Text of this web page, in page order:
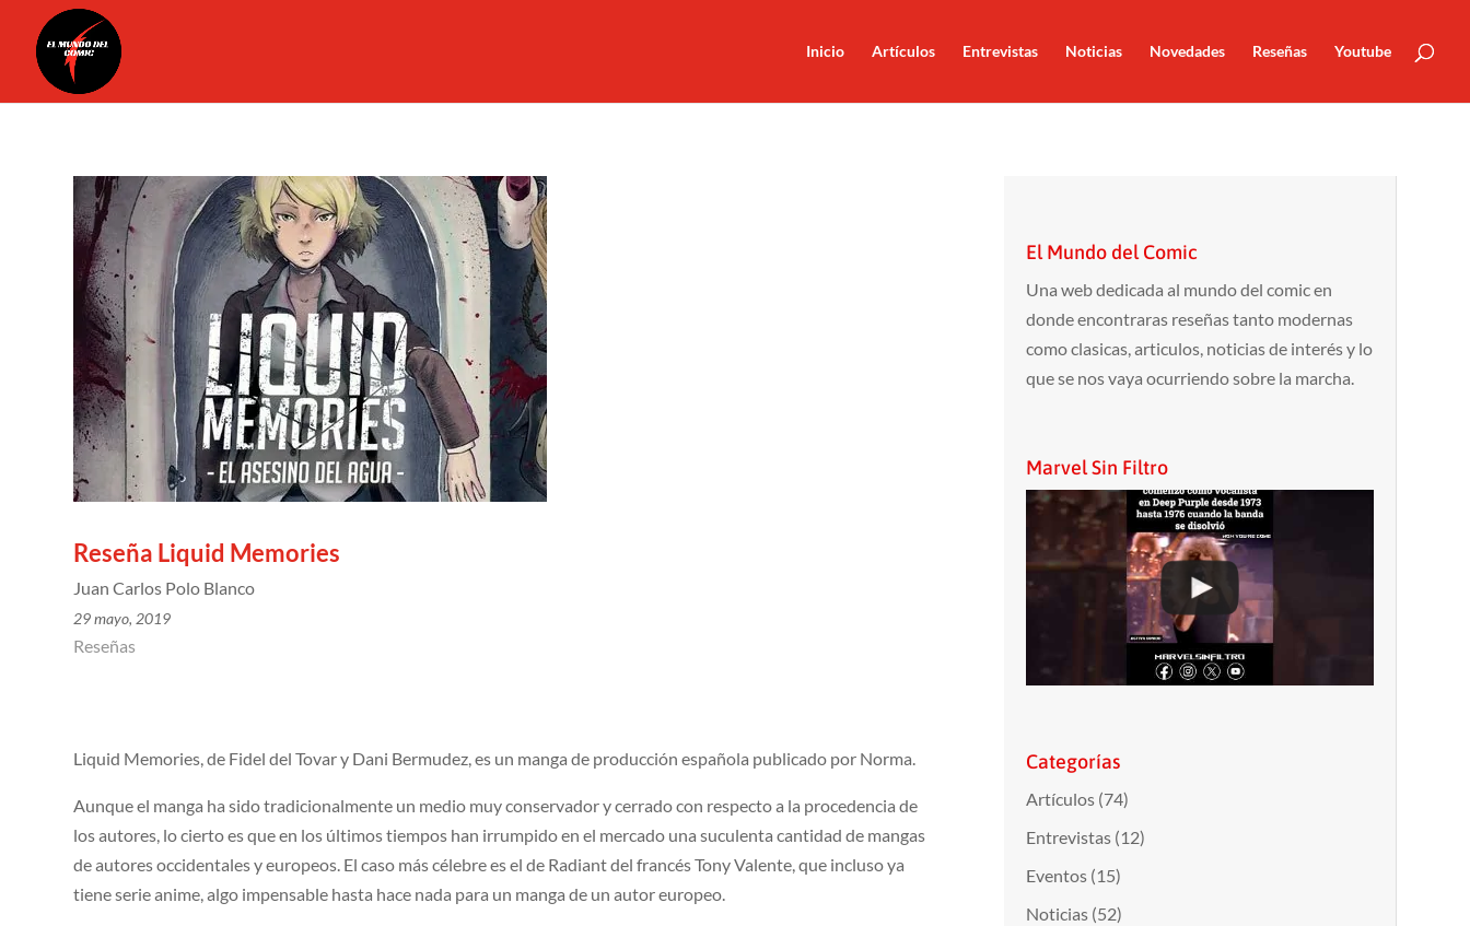
Inicio Artículos Entrevistas Noticias Novedades Reseñas Youtube
Reseña Liquid Memories
Juan Carlos Polo Blanco
29 mayo, 2019
Reseñas
Liquid Memories, de Fidel del Tovar y Dani Bermudez, es un manga de producción española publicado por Norma.
Aunque el manga ha sido tradicionalmente un medio muy conservador y cerrado con respecto a la procedencia de
los autores, lo cierto es que en los últimos tiempos han irrumpido en el mercado una suculenta cantidad de mangas
de autores occidentales y europeos. El caso más célebre es el de Radiant del francés Tony Valente, que incluso ya
tiene serie anime, algo impensable hasta hace nada para un manga de un autor europeo.
El Mundo del Comic
Una web dedicada al mundo del comic en
donde encontraras reseñas tanto modernas
como clasicas, articulos, noticias de interés y lo
que se nos vaya ocurriendo sobre la marcha.
Marvel Sin Filtro
Categorías
Artículos(74)
Entrevistas(12)
Eventos(15)
Noticias(52)